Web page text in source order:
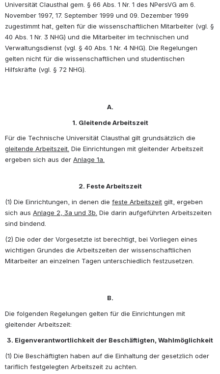
Universität Clausthal gem. § 66 Abs. 1 Nr. 1 des NPersVG am 6.
November 1997, 17. September 1999 und 09. Dezember 1999
zugestimmt hat, gelten für die wissenschaftlichen Mitarbeiter (vgl. §
40 Abs. 1 Nr. 3 NHG) und die Mitarbeiter im technischen und
Verwaltungsdienst (vgl. § 40 Abs. 1 Nr. 4 NHG). Die Regelungen
gelten nicht für die wissenschaftlichen und studentischen
Hilfskräfte (vgl. § 72 NHG).
A.
1. Gleitende Arbeitszeit
gleitende Arbeitszeit. Die Einrichtungen mit gleitender Arbeitszeit
ergeben sich aus der Anlage 1a.
2. Feste Arbeitszeit
(1) Die Einrichtungen, in denen die feste Arbeitszeit gilt, ergeben
sich aus Anlage 2, 3a und 3b. Die darin aufgeführten Arbeitszeiten
sind bindend.
(2) Die oder der Vorgesetzte ist berechtigt, bei Vorliegen eines
wichtigen Grundes die Arbeitszeiten der wissenschaftlichen
Mitarbeiter an einzelnen Tagen unterschiedlich festzusetzen.
B.
Die folgenden Regelungen gelten für die Einrichtungen mit
gleitender Arbeitszeit:
3. Eigenverantwortlichkeit der Beschäftigten, Wahlmöglichkeit
(1) Die Beschäftigten haben auf die Einhaltung der gesetzlich oder
tariflich festgelegten Arbeitszeit zu achten.